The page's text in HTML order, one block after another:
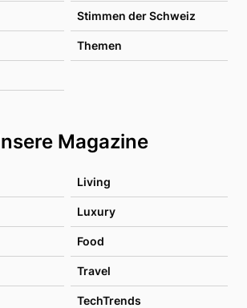
Stimmen der Schweiz
Themen
Magazine
Living
Luxury
Food
Travel
TechTrends